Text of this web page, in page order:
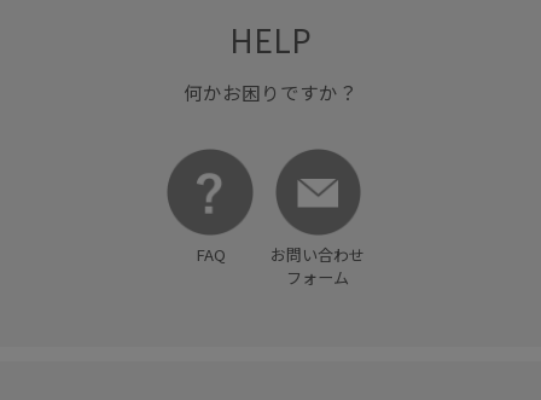
HELP
何かお困りですか？
FAQ
お問い合わせ
フォーム